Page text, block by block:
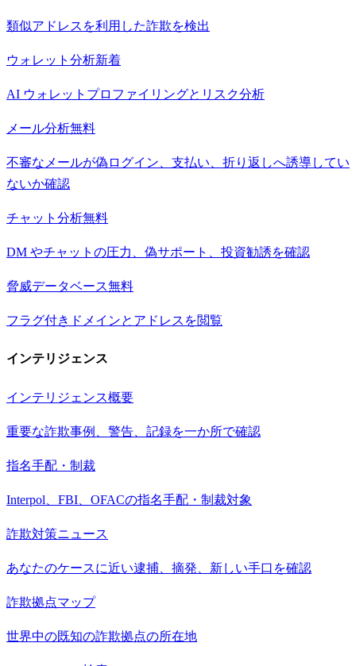
類似アドレスを利用した詐欺を検出
ウォレット分析新着
AI ウォレットプロファイリングとリスク分析
メール分析無料
不審なメールが偽ログイン、支払い、折り返しへ誘導してい
ないか確認
チャット分析無料
DM やチャットの圧力、偽サポート、投資勧誘を確認
脅威データベース無料
フラグ付きドメインとアドレスを閲覧
インテリジェンス
インテリジェンス概要
重要な詐欺事例、警告、記録を一か所で確認
指名手配・制裁
Interpol、FBI、OFACの指名手配・制裁対象
詐欺対策ニュース
あなたのケースに近い逮捕、摘発、新しい手口を確認
詐欺拠点マップ
世界中の既知の詐欺拠点の所在地